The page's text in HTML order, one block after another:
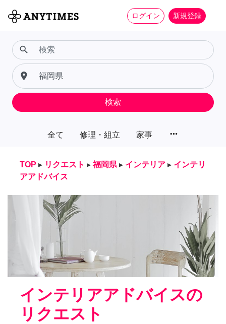
ログイン 新規登録
全て 修理・組立 家事 more_horiz
search
place
検索
TOP ▸ リクエスト ▸ 福岡県 ▸ インテリア ▸ インテリ
アアドバイス
インテリアアドバイスの
リクエスト